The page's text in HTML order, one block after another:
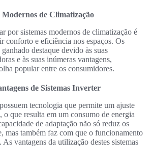
Modernos de Climatização
por sistemas modernos de climatização é
conforto e eficiência nos espaços. Os
destaque devido às suas
e às suas inúmeras vantagens,
popular entre os consumidores.
de Sistemas Inverter
tecnologia que permite um ajuste
o que resulta em um consumo de energia
de adaptação não só reduz os
mas também faz com que o funcionamento
As vantagens da utilização destes sistemas